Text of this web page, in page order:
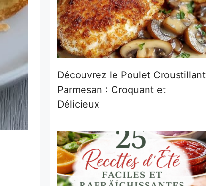
Découvrez le Poulet Croustillant
Parmesan : Croquant et
Délicieux